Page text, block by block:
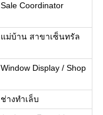
Sale Coordinator
แม่บ้าน สาขาเซ็นทรัล
Window Display / Shop
ช่างทำเล็บ